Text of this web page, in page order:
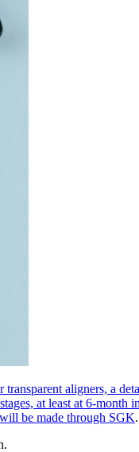
aligners, a
at least at 6-month
be made through SGK.